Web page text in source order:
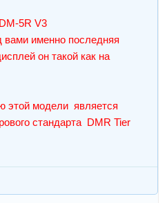
5R V3
вами именно последняя
он такой как на
этой модели является
стандарта DMR Tier